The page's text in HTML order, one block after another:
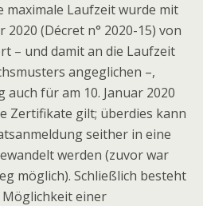
maximale Laufzeit wurde mit
2020 (Décret n° 2020-15) von
– und damit an die Laufzeit
angeglichen –,
für am 10. Januar 2020
Zertifikate gilt; überdies kann
seither in eine
werden (zuvor war
möglich). Schließlich besteht
Möglichkeit einer